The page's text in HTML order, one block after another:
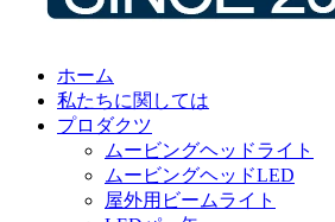
ホーム
私たちに関しては
プロダクツ
ムービングヘッドライト
ムービングヘッドLED
屋外用ビームライト